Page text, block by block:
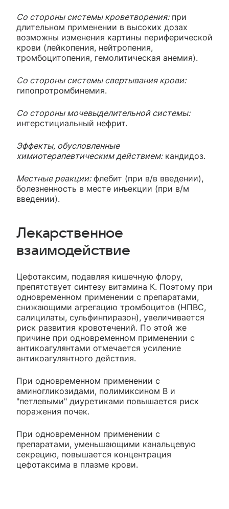
Со стороны системы кроветворения:при
длительном применении в высоких дозах
возможны изменения картины периферической
крови (лейкопения, нейтропения,
тромбоцитопения, гемолитическая анемия).
Со стороны системы свертывания крови:
гипопротромбинемия.
Со стороны мочевыделительной системы:
интерстициальный нефрит.
Эффекты, обусловленные
химиотерапевтическим действием:кандидоз.
Местные реакции:флебит (при в/в введении),
болезненность в месте инъекции (при в/м
введении).
Лекарственное
взаимодействие
Цефотаксим, подавляя кишечную флору,
препятствует синтезу витамина К. Поэтому при
одновременном применении с препаратами,
снижающими агрегацию тромбоцитов (НПВС,
салицилаты, сульфинпиразон), увеличивается
риск развития кровотечений. По этой же
причине при одновременном применении с
антикоагулянтами отмечается усиление
антикоагулянтного действия.
При одновременном применении с
аминогликозидами, полимиксином B и
"петлевыми" диуретиками повышается риск
поражения почек.
При одновременном применении с
препаратами, уменьшающими канальцевую
секрецию, повышается концентрация
цефотаксима в плазме крови.